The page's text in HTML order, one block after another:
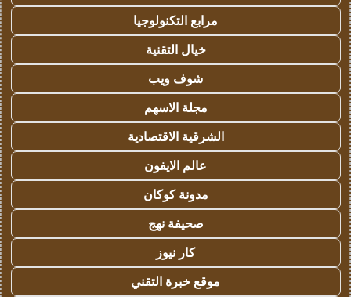
مرابع التكنولوجيا
خيال التقنية
شوف ويب
مجلة الاسهم
الشرقية الاقتصادية
عالم الايفون
مدونة كوكان
صحيفة نهج
كار نيوز
موقع خبرة التقني